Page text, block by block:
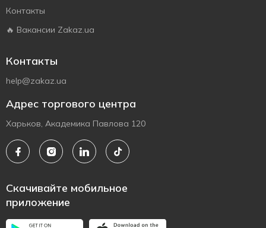
Контакты
🔥 Вакансии Zakaz.ua
Контакты
help@zakaz.ua
Адрес торгового центра
Харьков, Академика Павлова 120
Скачивайте мобильное
приложение